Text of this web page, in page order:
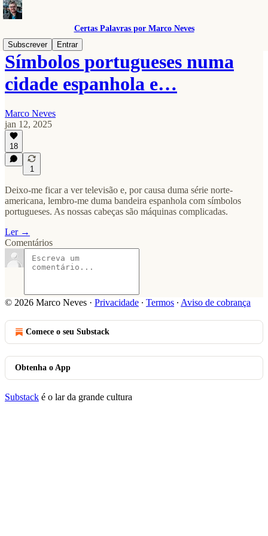
Certas Palavras por Marco Neves
Subscrever
Entrar
Símbolos portugueses numa
cidade espanhola e…
Marco Neves
jan 12, 2025
18
1
Deixo-me ficar a ver televisão e, por causa duma série norte-
americana, lembro-me duma bandeira espanhola com símbolos
portugueses. As nossas cabeças são máquinas complicadas.
Ler →
Comentários
© 2026 Marco Neves · Privacidade ∙ Termos ∙ Aviso de cobrança
Comece o seu Substack
Obtenha o App
Substack é o lar da grande cultura